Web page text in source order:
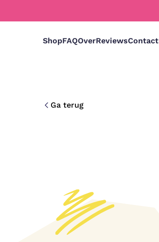
ShopFAQOverReviewsContact
Ga terug